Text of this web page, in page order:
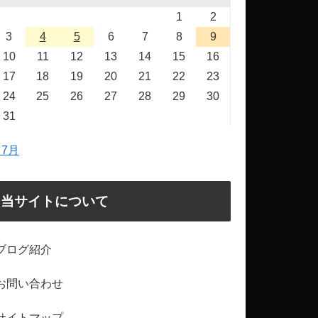
1
2
3
4 5 6 7 8
9
10
11 12 13 14 15
16
17
18 19 20 21 22
23
24
25 26 27 28 29
30
31
月
当サイトについて
ログ紹介
問い合わせ